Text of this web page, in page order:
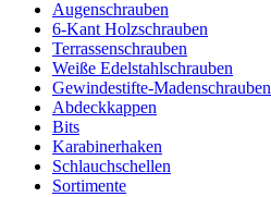
Augenschrauben
6-Kant Holzschrauben
Terrassenschrauben
Weiße Edelstahlschrauben
Gewindestifte-Madenschrauben
Abdeckkappen
Bits
Karabinerhaken
Schlauchschellen
Sortimente